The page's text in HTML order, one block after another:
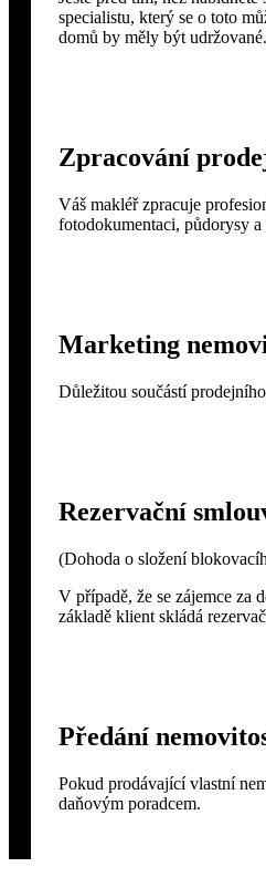
specialistu, který se o toto
domů by měly být
Zpracování
Váš makléř zpracuje
fotodokumentaci, půdorysy
Marketing
Důležitou součástí
Rezervační
(Dohoda o složení
V případě, že se zájemce za
základě klient skládá
Předání
Pokud prodávající vlastní
daňovým poradcem.